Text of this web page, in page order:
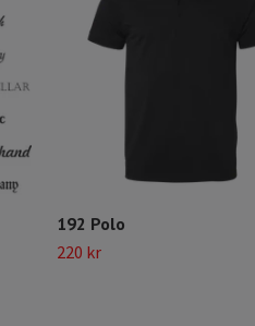
192 Polo
220 kr